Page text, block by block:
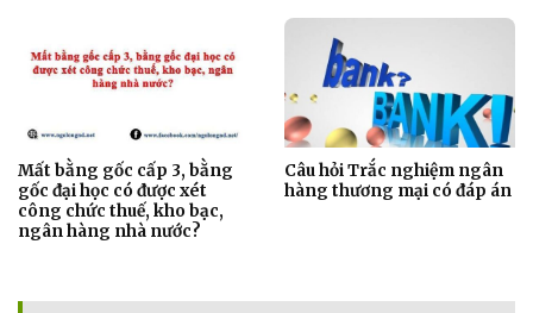
Mất bằng gốc cấp 3, bằng
gốc đại học có được xét
công chức thuế, kho bạc,
ngân hàng nhà nước?
Câu hỏi Trắc nghiệm ngân
hàng thương mại có đáp án